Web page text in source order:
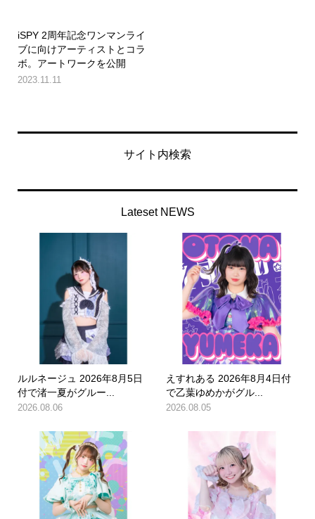
iSPY 2周年記念ワンマンライ
ブに向けアーティストとコラ
ボ。アートワークを公開
2023.11.11
サイト内検索
Lateset NEWS
ルルネージュ 2026年8月5日
付で渚一夏がグルー...
2026.08.06
えすれある 2026年8月4日付
で乙葉ゆめかがグル...
2026.08.05